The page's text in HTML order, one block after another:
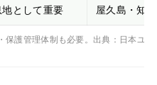
として重要 屋久島・知床
保護管理体制も必要。出典：日本ユネ